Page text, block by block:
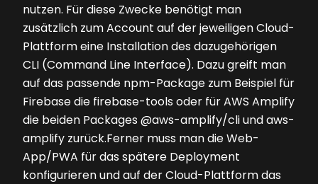
nutzen. Für diese Zwecke benötigt man
zusätzlich zum Account auf der jeweiligen Cloud-
Plattform eine Installation des dazugehörigen
CLI (Command Line Interface). Dazu greift man
auf das passende npm-Package zum Beispiel für
Firebase die firebase-tools oder für AWS Amplify
die beiden Packages @aws-amplify/cli und aws-
amplify zurück.Ferner muss man die Web-
App/PWA für das spätere Deployment
konfigurieren und auf der Cloud-Plattform das